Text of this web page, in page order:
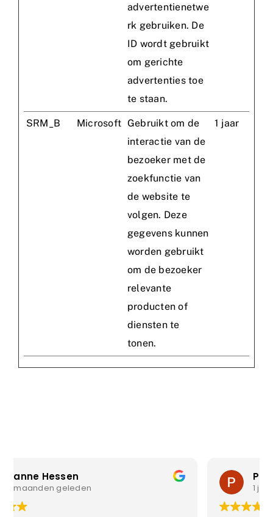
advertentienetwe
rk gebruiken. De
ID wordt gebruikt
om gerichte
advertenties toe
te staan.
SRM_B Microsoft Gebruikt om de
interactie van de
bezoeker met de
zoekfunctie van
de website te
volgen. Deze
gegevens kunnen
worden gebruikt
om de bezoeker
relevante
producten of
diensten te
tonen.
1 jaar
Peter Groot
1 jaar geleden